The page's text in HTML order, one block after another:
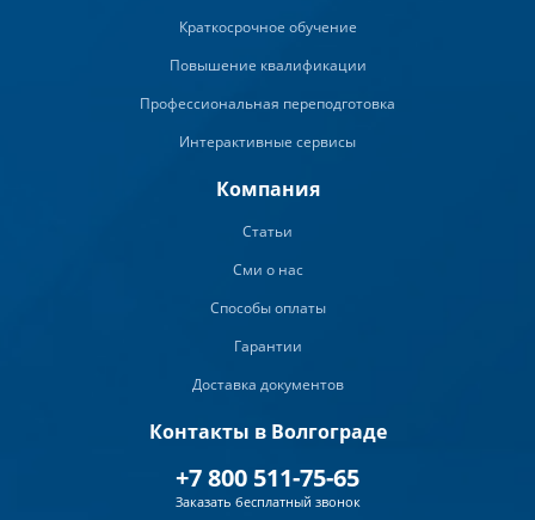
Краткосрочное обучение
Повышение квалификации
Профессиональная переподготовка
Интерактивные сервисы
Компания
Статьи
Сми о нас
Способы оплаты
Гарантии
Доставка документов
Контакты в Волгограде
+7 800 511-75-65
Заказать бесплатный звонок